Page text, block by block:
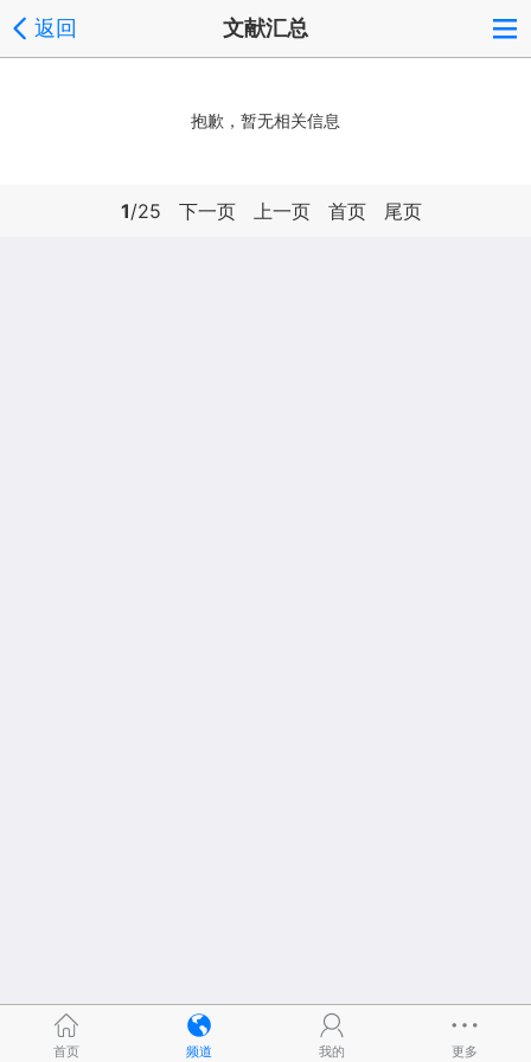
返回 文献汇总
抱歉，暂无相关信息
1/25 下一页 上一页 首页 尾页
首页 频道 我的 更多